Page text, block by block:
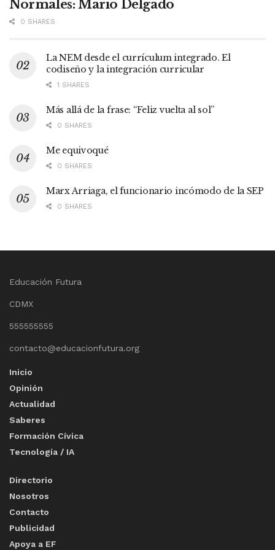
Normales: Mario Delgado
0 SHARES
La NEM desde el currículum integrado. El
codiseño y la integración curricular
1 SHARES
Más allá de la frase: “Feliz vuelta al sol”
0 SHARES
Me equivoqué
0 SHARES
Marx Arriaga, el funcionario incómodo de la SEP
0 SHARES
Educación Futura
CDMX
555555555
contacto@educacionfutura.org
Inicio
Opinión
Actualidad
Saberes
Formación Cívica
Tecnología / IA
Directorio
Nosotros
Contacto
Publicidad
Apoya a EF